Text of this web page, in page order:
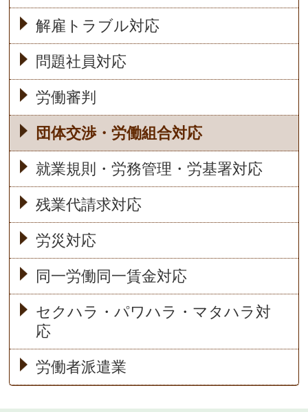
解雇トラブル対応
問題社員対応
労働審判
団体交渉・労働組合対応
就業規則・労務管理・労基署対応
残業代請求対応
労災対応
同一労働同一賃金対応
セクハラ・パワハラ・マタハラ対
応
労働者派遣業